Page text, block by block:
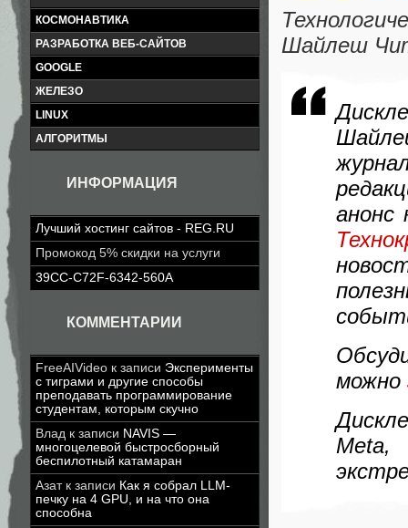
КОСМОНАВТИКА
РАЗРАБОТКА ВЕБ-САЙТОВ
GOOGLE
ЖЕЛЕЗО
LINUX
АЛГОРИТМЫ
ИНФОРМАЦИЯ
Лучший хостинг сайтов - REG.RU
Промокод 5% скидки на услуги
39CC-C72F-6342-560A
КОММЕНТАРИИ
FreeAIVideo к записи Эксперименты
с тиграми и другие способы
преподавать программирование
студентам, которым скучно
Влад к записи NAVIS —
многоцелевой быстросборный
беспилотный катамаран
Азатк записи Как я собрал LLM-
печку на 4 GPU, и на что она
способна
Шайлеш
анонс
можно